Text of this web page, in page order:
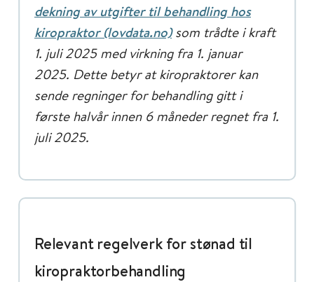
dekning av utgifter til behandling hos
kiropraktor (lovdata.no)som trådte i kraft
1. juli 2025 med virkning fra 1. januar
2025. Dette betyr at kiropraktorer kan
sende regninger for behandling gitt i
første halvår innen 6 måneder regnet fra 1.
juli 2025.
Relevant regelverk for stønad til
kiropraktorbehandling